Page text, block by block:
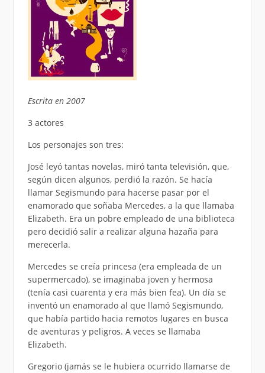
Escrita en 2007
3 actores
Los personajes son tres:
José leyó tantas novelas, miró tanta televisión, que,
según dicen algunos, perdió la razón. Se hacía
llamar Segismundo para hacerse pasar por el
enamorado que soñaba Mercedes, a la que llamaba
Elizabeth. Era un pobre empleado de una biblioteca
pero decidió salir a realizar alguna hazaña para
merecerla.
Mercedes se creía princesa (era empleada de un
supermercado), se imaginaba joven y hermosa
(tenía casi cuarenta y era más bien fea). Un día se
inventó un enamorado al que llamó Segismundo,
que había partido hacia remotos lugares en busca
de aventuras y peligros. A veces se llamaba
Elizabeth.
Gregorio (jamás se le hubiera ocurrido llamarse de